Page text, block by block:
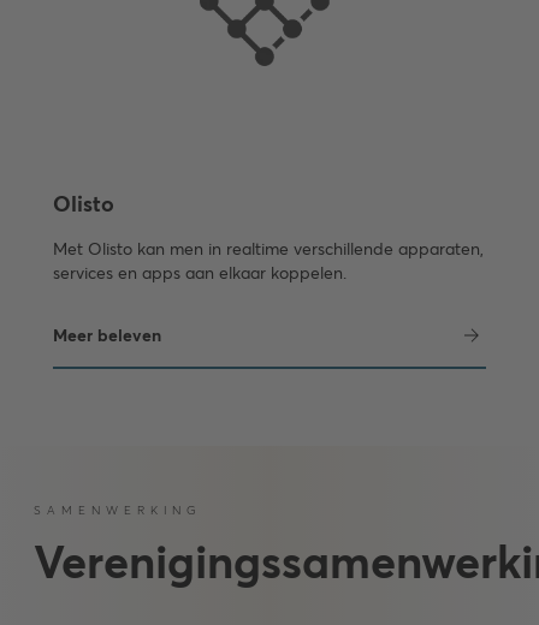
Olisto
Met Olisto kan men in realtime verschillende apparaten,
services en apps aan elkaar koppelen.
Meer beleven
SAMENWERKING